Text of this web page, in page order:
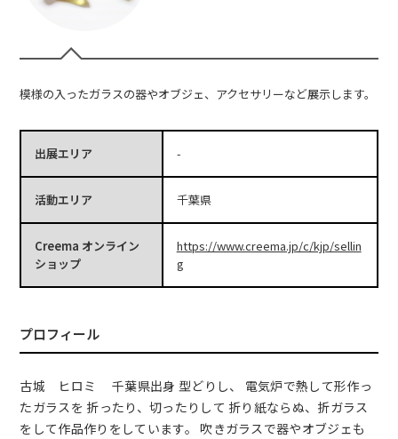
模様の入ったガラスの器やオブジェ、アクセサリーなど展示します。
出展エリア -
活動エリア 千葉県
Creema オンライン
ショップ
https://www.creema.jp/c/kjp/sellin
g
プロフィール
古城 ヒロミ 千葉県出身 型どりし、 電気炉で熱して形作っ
たガラスを 折ったり、切ったりして 折り紙ならぬ、折ガラス
をして作品作りをしています。 吹きガラスで器やオブジェも